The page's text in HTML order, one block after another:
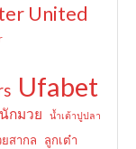
United
Ufabet
นักมวย น้ำเต้าปูปลา
สากล ลูกเต๋า